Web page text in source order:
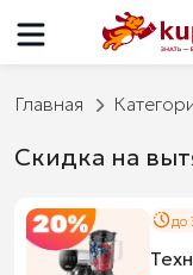
Главная
Скидка на
до